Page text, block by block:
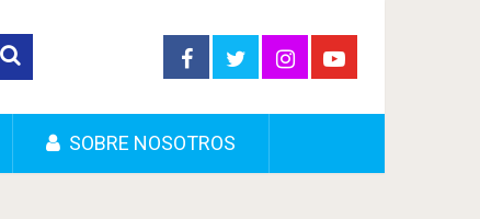
SOBRE NOSOTROS